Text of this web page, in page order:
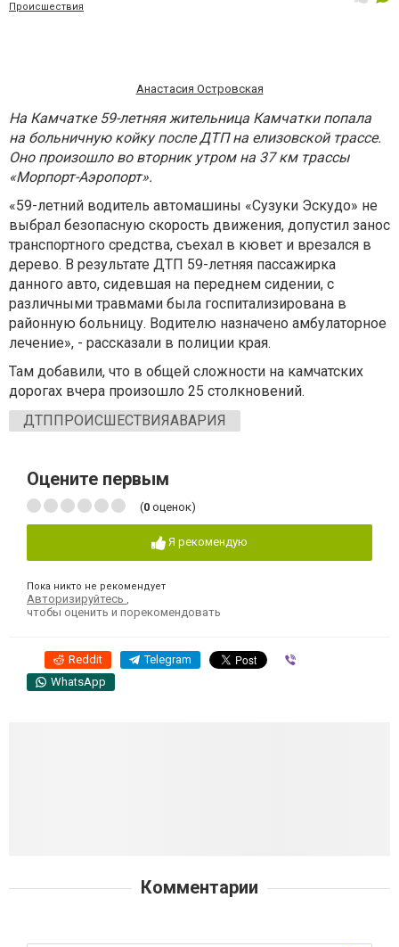
Происшествия
Анастасия Островская
На Камчатке 59-летняя жительница Камчатки попала
на больничную койку после ДТП на елизовской трассе.
Оно произошло во вторник утром на 37 км трассы
«Морпорт-Аэропорт».
«59-летний водитель автомашины «Сузуки Эскудо» не
выбрал безопасную скорость движения, допустил занос
транспортного средства, съехал в кювет и врезался в
дерево. В результате ДТП 59-летняя пассажирка
данного авто, сидевшая на переднем сидении, с
различными травмами была госпитализирована в
районную больницу. Водителю назначено амбулаторное
лечение», - рассказали в полиции края.
Там добавили, что в общей сложности на камчатских
дорогах вчера произошло 25 столкновений.
ДТППРОИСШЕСТВИЯАВАРИЯ
Оцените первым
(0 оценок)
Я рекомендую
Пока никто не рекомендует
Авторизируйтесь
чтобы оценить и порекомендовать
Reddit Telegram
WhatsApp
Комментарии